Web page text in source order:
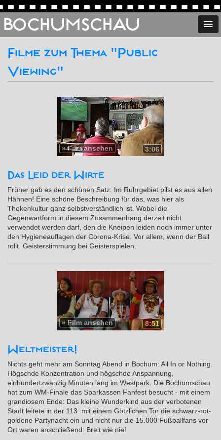
BOCHUMSCHAU
Filme zum Thema "Public
Viewing"
3:06
»Film ansehen
Das Leid der Wirte
Früher gab es den schönen Satz: Im Ruhrgebiet pilst es aus allen
Hähnen! Eine schöne Beschreibung für das, was hier als
Thekenkultur ganz selbstverständlich ist. Wobei die
Gegenwartform in diesem Zusammenhang derzeit nicht
verwendet werden darf, den die Kneipen leiden noch immer unter
den Hygieneauflagen der Corona-Krise. Vor allem, wenn der Ball
rollt. Geisterstimmung bei Geisterspielen.
8:51
» Film ansehen
Weltmeister!
Nichts geht mehr am Sonntag Abend in Bochum: All In or Nothing.
Högschde Konzentration und högschde Anspannung,
einhundertzwanzig Minuten lang im Westpark. Die Bochumschau
hat zum WM-Finale das Sparkassen Fanfest besucht - mit einem
grandiosem Ende: Das kleine Wunderkind aus der verbotenen
Stadt leitete in der 113. mit einem Götzlichen Tor die schwarz-rot-
goldene Partynacht ein und nicht nur die 15.000 Fußballfans vor
Ort waren anschließend: Breit wie nie!